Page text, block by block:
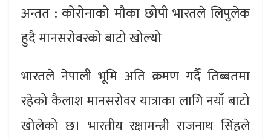
अन्तत : कोरोनाको मौका छोपी भारतले लिपुलेक
हुदै मानसरोवरको बाटो खोल्यो
भारतले नेपाली भूमि अति क्रमण गर्दै तिब्बतमा
रहेको कैलाश मानसरोवर यात्राका लागि नयाँ बाटो
खोलेको छ। भारतीय रक्षामन्त्री राजनाथ सिंहले